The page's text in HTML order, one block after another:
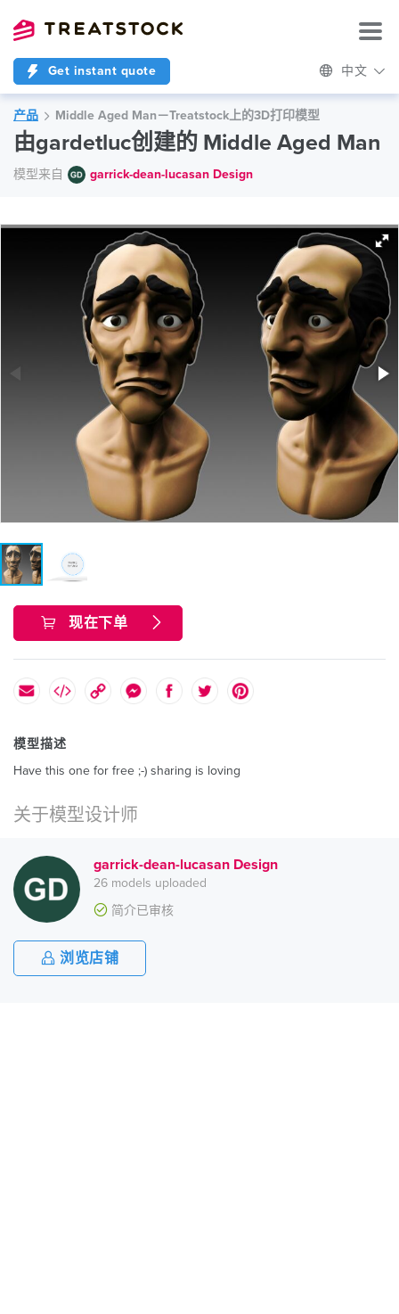
Get instant quote 中文
产品 Middle Aged Man－Treatstock上的3D打印模型
由gardetluc创建的 Middle Aged Man
模型来自 garrick-dean-lucasan Design
现在下单
模型描述
Have this one for free ;-) sharing is loving
关于模型设计师
garrick-dean-lucasan Design
26 models uploaded
简介已审核
浏览店铺